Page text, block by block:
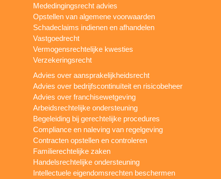
Mededingingsrecht advies
Opstellen van algemene voorwaarden
Schadeclaims indienen en afhandelen
Vastgoedrecht
Vermogensrechtelijke kwesties
Verzekeringsrecht
Advies over aansprakelijkheidsrecht
Advies over bedrijfscontinuïteit en risicobeheer
Advies over franchisewetgeving
Arbeidsrechtelijke ondersteuning
Begeleiding bij gerechtelijke procedures
Compliance en naleving van regelgeving
Contracten opstellen en controleren
Familierechtelijke zaken
Handelsrechtelijke ondersteuning
Intellectuele eigendomsrechten beschermen